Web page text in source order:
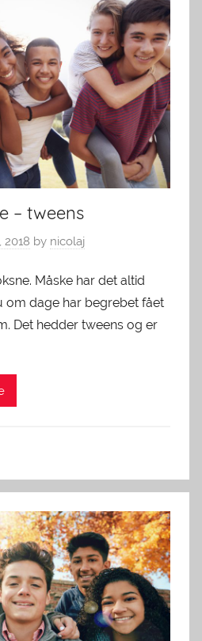
– tweens
2018 by nicolaj
Måske har det altid
dage har begrebet fået
Det hedder tweens og er